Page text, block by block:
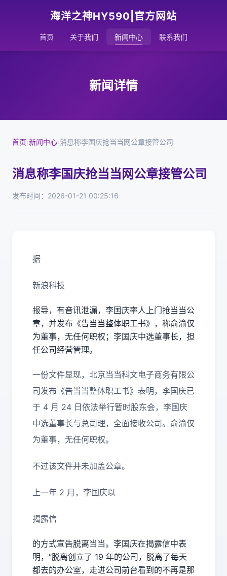
海洋之神HY590|官方网站
首页 关于我们 新闻中心 联系我们
新闻详情
首页›新闻中心›消息称李国庆抢当当网公章接管公司
消息称李国庆抢当当网公章接管公司
发布时间：2026-01-21 00:25:16
据
新浪科技
报导，有音讯泄漏，李国庆率人上门抢当当公
章，并发布《告当当整体职工书》，称俞渝仅
为董事，无任何职权；李国庆中选董事长，担
任公司经营管理。
一份文件显现，北京当当科文电子商务有限公
司发布《告当当整体职工书》表明，李国庆已
于 4 月 24 日依法举行暂时股东会，李国庆
中选董事长与总司理，全面接收公司。俞渝仅
为董事，无任何职权。
不过该文件并未加盖公章。
上一年 2 月，李国庆以
揭露信
的方式宣告脱离当当。李国庆在揭露信中表
明，“脱离创立了 19 年的公司，脱离了每天
都去的办公室，走进公司前台看到的不再是那